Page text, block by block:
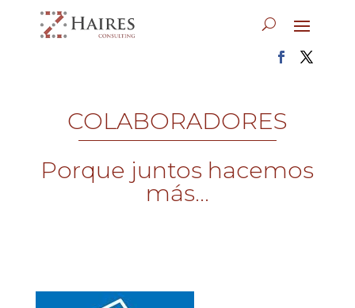
COLABORADORES
Porque juntos hacemos
más...